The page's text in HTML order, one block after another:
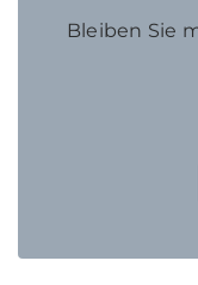
Bleiben Sie